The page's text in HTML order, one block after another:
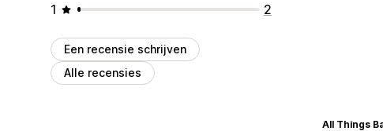
1
2
Een recensie schrijven
Alle recensies
All Things